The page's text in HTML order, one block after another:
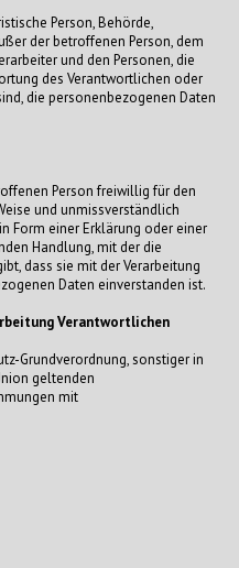
Person, Behörde,
der betroffenen Person, dem
und den Personen, die
des Verantwortlichen oder
die personenbezogenen Daten
Person freiwillig für den
und unmissverständlich
Form einer Erklärung oder einer
Handlung, mit der die
dass sie mit der Verarbeitung
Daten einverstanden ist.
Verantwortlichen
Grundverordnung, sonstiger in
geltenden
mit